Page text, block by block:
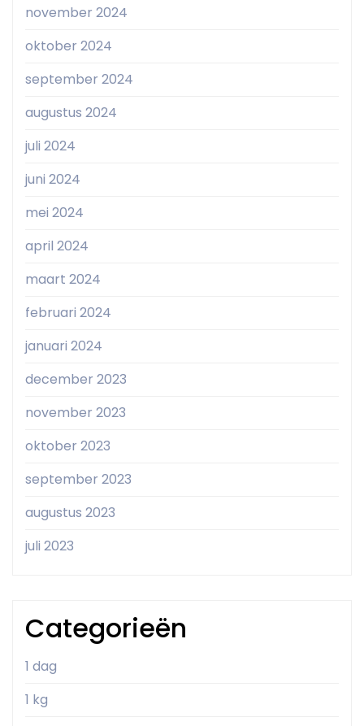
november 2024
oktober 2024
september 2024
augustus 2024
juli 2024
juni 2024
mei 2024
april 2024
maart 2024
februari 2024
januari 2024
december 2023
november 2023
oktober 2023
september 2023
augustus 2023
juli 2023
Categorieën
1 dag
1 kg